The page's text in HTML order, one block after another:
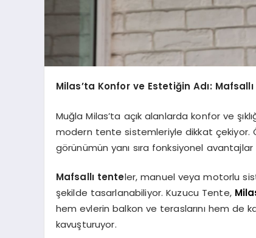
Milas’ta Konfor ve Estetiğin Adı:
Muğla Milas’ta açık alanlarda konfor ve
modern tente sistemleriyle dikkat çekiyor.
görünümün yanı sıra fonksiyonel
Mafsallı tenteler, manuel veya motorlu
şekilde tasarlanabiliyor. Kuzucu Tente,
hem evlerin balkon ve teraslarını hem de
kavuşturuyor.